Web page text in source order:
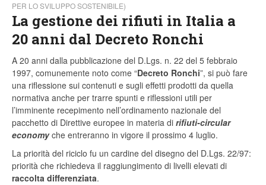
PER LO SVILUPPO SOSTENIBILE)
La gestione dei rifiuti in Italia a
20 anni dal Decreto Ronchi
A 20 anni dalla pubblicazione del D.Lgs. n. 22 del 5 febbraio
1997, comunemente noto come “Decreto Ronchi”, si può fare
una riflessione sui contenuti e sugli effetti prodotti da quella
normativa anche per trarre spunti e riflessioni utili per
l’imminente recepimento nell’ordinamento nazionale del
pacchetto di Direttive europee in materia di rifiuti-circular
economyche entreranno in vigore il prossimo 4 luglio.
La priorità del riciclo fu un cardine del disegno del D.Lgs. 22/97:
priorità che richiedeva il raggiungimento di livelli elevati di
raccolta differenziata.